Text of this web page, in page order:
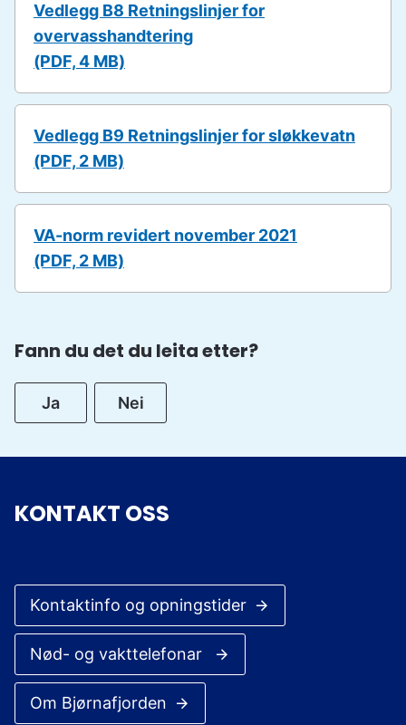
Vedlegg B8 Retningslinjer for
overvasshandtering
(PDF, 4 MB)
Vedlegg B9 Retningslinjer for sløkkevatn
(PDF, 2 MB)
VA-norm revidert november 2021
(PDF, 2 MB)
Fann du det du leita etter?
Ja Nei
KONTAKT OSS
Kontaktinfo og opningstider
Nød- og vakttelefonar
Om Bjørnafjorden